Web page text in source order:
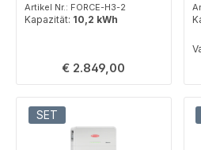
Artikel Nr.: FORCE-H3-2
Kapazität: 10,2 kWh
Regulärer Preis:
€ 2.849,00
SET